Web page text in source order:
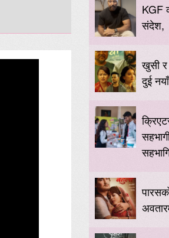
KGF
संदेश,
खुसी र
दुई